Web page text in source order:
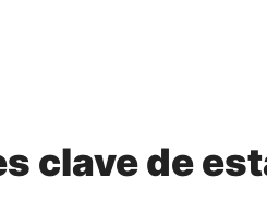
clave de